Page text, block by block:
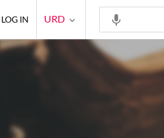
URD
LOG IN